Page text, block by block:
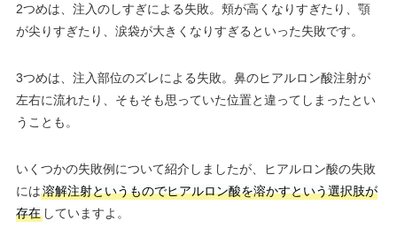
2つめは、注入のしすぎによる失敗。頬が高くなりすぎたり、顎
が尖りすぎたり、涙袋が大きくなりすぎるといった失敗です。
3つめは、注入部位のズレによる失敗。鼻のヒアルロン酸注射が
左右に流れたり、そもそも思っていた位置と違ってしまったとい
うことも。
いくつかの失敗例について紹介しましたが、ヒアルロン酸の失敗
には溶解注射というものでヒアルロン酸を溶かすという選択肢が
存在していますよ。